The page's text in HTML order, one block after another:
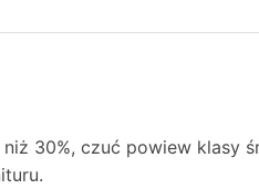
niż 30%, czuć powiew